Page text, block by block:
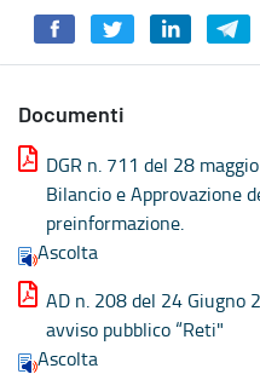
Documenti
DGR n. 711 del 28
Bilancio e Approvazione
preinformazione.
Ascolta
AD n. 208 del 24 Giugno
avviso pubblico “Reti"
Ascolta